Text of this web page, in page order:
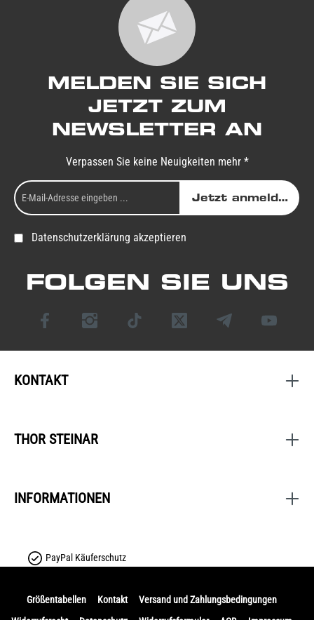
MELDEN SIE SICH
JETZT ZUM
NEWSLETTER AN
Verpassen Sie keine Neuigkeiten mehr *
Jetzt anmelden
Datenschutzerklärung akzeptieren
FOLGEN SIE UNS
KONTAKT
THOR STEINAR
INFORMATIONEN
PayPal Käuferschutz
Größentabellen Kontakt
Versand und Zahlungsbedingungen